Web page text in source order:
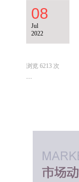
08
Jul
2022
浏览 6213 次